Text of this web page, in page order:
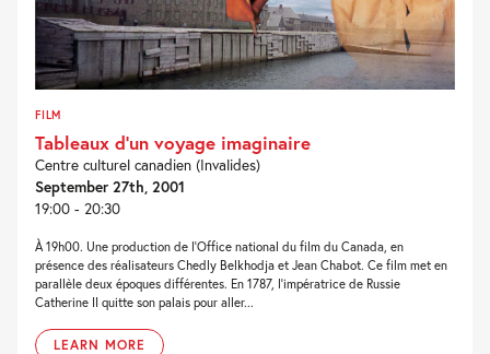
FILM
Tableaux d’un voyage imaginaire
Centre culturel canadien (Invalides)
September 27th, 2001
19:00 - 20:30
À 19h00. Une production de l'Office national du film du Canada, en
présence des réalisateurs Chedly Belkhodja et Jean Chabot. Ce film met en
parallèle deux époques différentes. En 1787, l'impératrice de Russie
Catherine II quitte son palais pour aller...
LEARN MORE